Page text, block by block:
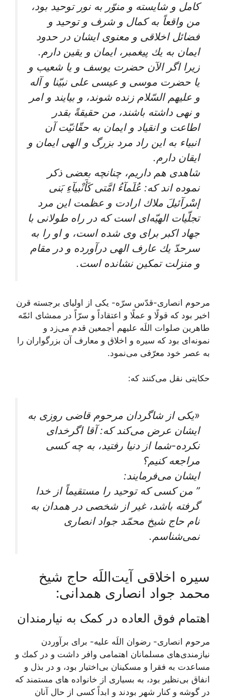
كامل و شايسته و منوّر به نور توحيد بود،
من واقعاً به كمال و شرف و توحيد و
فضائل اخلاقى و معنوى ايشان در حدود
ايمان به يك پيغمبر، ايمان و يقين دارم.
زيرا اگر الآن حضرت يوسف و يا شعيب و
يا حضرت موسى و عيسى على نبيّنا و آله
و عليهم السّلام زنده شوند، و بيايند و امر
و نهى داشته باشند، من حقيقةً بقدر
اطاعت و انقياد و ايمان به حقّانيّت آن
انبياء به اين راد مرد بزرگ و الهى ايمان و
ايقان دارم.
شاهدى هم داريم، چنانچه بعضى ذكر
نموده ‏اند كه: عُلَمآءُ امَّتى كَأَنْبيآءِ بَنى
إسْرآئيلَ‏ ملاك ارادت و عظمت اين مرد
تجلّيات الهيّه‌‏اى است كه در راه طولانى با
جهاد اكبر براى وى شده است، و او را به
سرحدّ يك عارف الهى درآورده و در مقام
و منزلت تمكين نشانده است‏.
مرحوم انصارى‏-قدّس سرّه- يكى از اولياى برجسته قرن
اخير بود كه قولًا و عملًا و اعتقاداً و سرّاً در ممشاى ائمّه
طاهرين صلوات اللَه عليهم أجمعين قدم می‌‏زد و
نمونه‌‏اى بود كه سيره و اخلاق و معارف آن بزرگواران را
به عصر خود معرّفى می‌‏نمود.
حكايتى نقل می‌‏كنند كه:
«يكى از شاگردان مرحوم قاضى روزى به
ايشان عرض می‌كند كه: آقا اگرخداى
نكرده-شما از دنيا رفتيد، به چه كسى
مراجعه كنيم؟
ايشان می‌فرمايند:
” من كسى كه توحيد را مستقيماً از خدا
گرفته باشد، غير از شخصى در همدان به
نام حاج شيخ محمّد جواد انصارى‏
نمی‌‏شناسم‏.
سیره اخلاقی آیت‌اللَه حاج شیخ
محمد جواد انصاری همدانی:
اهتمام فوق العاده در کمک به نیارمندان
مرحوم انصارى- رضوان اللَه عليه- براى برآوردن
نيازمندى‏‌های مسلمانان اهتمامى وافر داشت و در كمك و
مساعدت به فقرا و مسكينان بی‌‏اختيار بود، و در بذل و
انفاق بی‌نظير بود، به بسيارى از خانواده‏ هاى مستمند كه
در گوشه و كنار شهر بودند و ابداً كسى از حال آنان